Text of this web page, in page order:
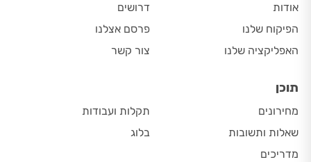
אודות
הפיקוח שלנו
האפליקציה שלנו
דרושים
פרסם אצלנו
צור קשר
תוכן
מחירונים
שאלות ותשובות
מדריכים
תקלות ועבודות
בלוג